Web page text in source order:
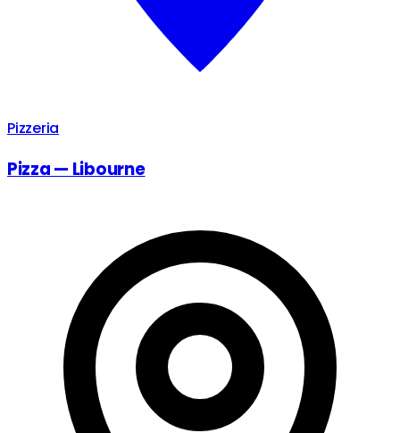
Pizzeria
Pizza — Libourne